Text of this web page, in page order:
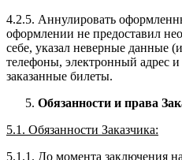
4.2.5. Аннулировать
оформлении не предоставил
себе, указал неверные данные
телефоны, электронный адрес
заказанные билеты.
Обязанности и права
5.1. Обязанности Заказчика:
5.1.1. До момента заключения